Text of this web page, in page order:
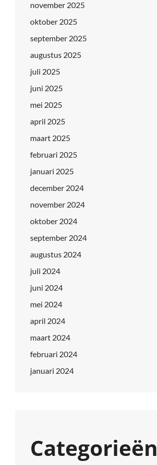
november 2025
oktober 2025
september 2025
augustus 2025
juli 2025
juni 2025
mei 2025
april 2025
maart 2025
februari 2025
januari 2025
december 2024
november 2024
oktober 2024
september 2024
augustus 2024
juli 2024
juni 2024
mei 2024
april 2024
maart 2024
februari 2024
januari 2024
Categorieën